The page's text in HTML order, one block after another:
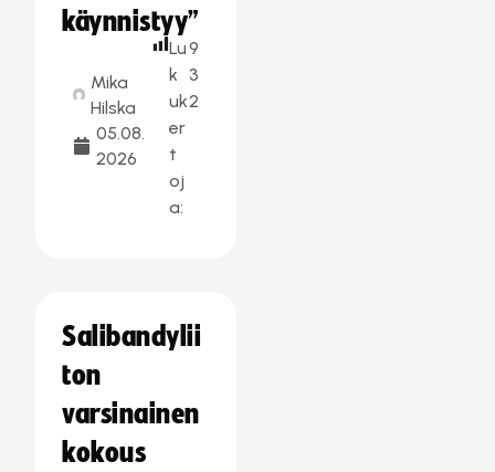
käynnistyy”
Mika
Hilska
05.08.
2026
Lu
k
uk
er
t
oj
a:
9
3
2
Salibandylii
ton
varsinainen
kokous